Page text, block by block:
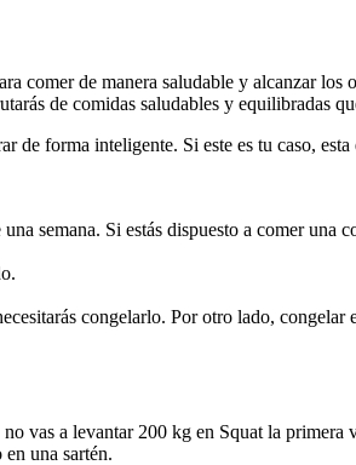
comer de manera saludable y alcanzar
de comidas saludables y equilibradas
de forma inteligente. Si este es tu caso,
semana. Si estás dispuesto a comer
congelarlo. Por otro lado,
vas a levantar 200 kg en Squat la
una sartén.